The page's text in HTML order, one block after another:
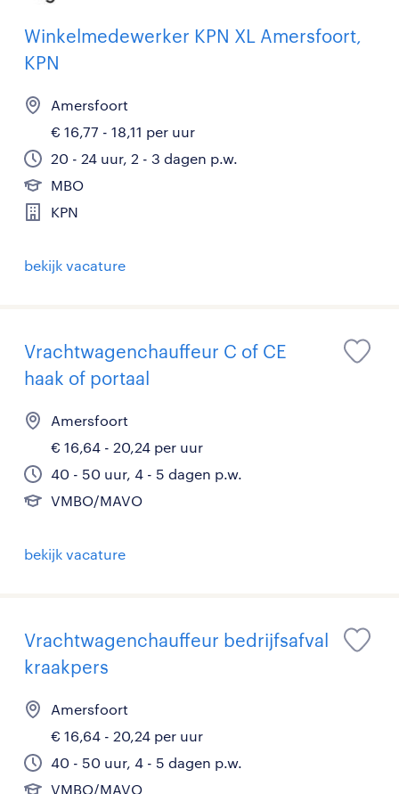
Winkelmedewerker KPN XL Amersfoort,
KPN
Amersfoort
€ 16,77 - 18,11 per uur
20 - 24 uur, 2 - 3 dagen p.w.
MBO
KPN
bekijk vacature
Vrachtwagenchauffeur C of CE
haak of portaal
Amersfoort
€ 16,64 - 20,24 per uur
40 - 50 uur, 4 - 5 dagen p.w.
VMBO/MAVO
bekijk vacature
Vrachtwagenchauffeur bedrijfsafval
kraakpers
Amersfoort
€ 16,64 - 20,24 per uur
40 - 50 uur, 4 - 5 dagen p.w.
VMBO/MAVO